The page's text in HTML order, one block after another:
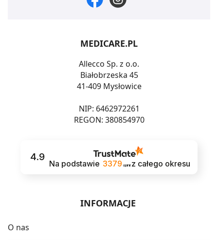
MEDICARE.PL
Allecco Sp. z o.o.
Białobrzeska 45
41-409 Mysłowice
NIP: 6462972261
REGON: 380854970
4.9
Na podstawie 3379 opinii z całego okresu
INFORMACJE
O nas